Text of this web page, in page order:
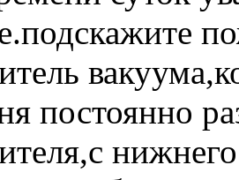
постоянно